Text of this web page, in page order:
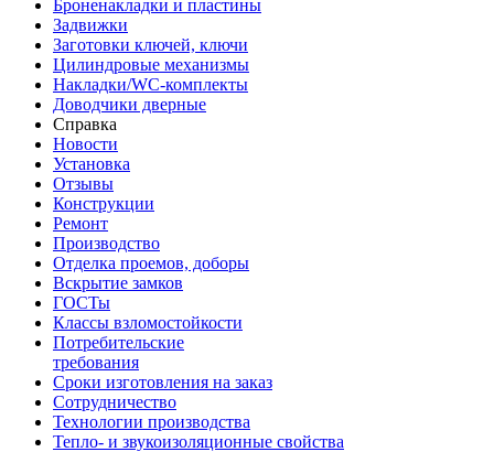
Броненакладки и пластины
Задвижки
Заготовки ключей, ключи
Цилиндровые механизмы
Накладки/WC-комплекты
Доводчики дверные
Справка
Новости
Установка
Отзывы
Конструкции
Ремонт
Производство
Отделка проемов, доборы
Вскрытие замков
ГОСТы
Классы взломостойкости
Потребительские
требования
Сроки изготовления на заказ
Сотрудничество
Технологии производства
Тепло- и звукоизоляционные свойства